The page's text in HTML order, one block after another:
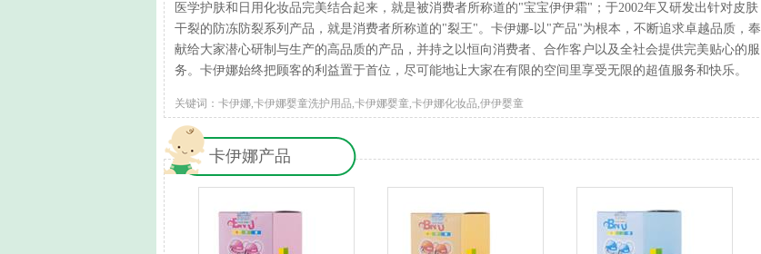
医学护肤和日用化妆品完美结合起来，就是被消费者所称道的"宝宝伊伊霜"；于2002年又研发出针对皮肤
干裂的防冻防裂系列产品，就是消费者所称道的"裂王"。卡伊娜-以"产品"为根本，不断追求卓越品质，奉
献给大家潜心研制与生产的高品质的产品，并持之以恒向消费者、合作客户以及全社会提供完美贴心的服
务。卡伊娜始终把顾客的利益置于首位，尽可能地让大家在有限的空间里享受无限的超值服务和快乐。
关键词：卡伊娜,卡伊娜婴童洗护用品,卡伊娜婴童,卡伊娜化妆品,伊伊婴童
卡伊娜产品